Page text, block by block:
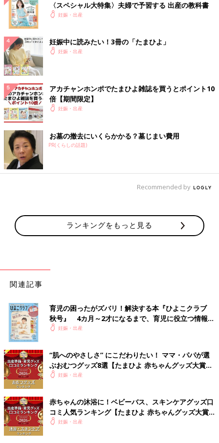
〈スペシャル大特集〉夫婦で予習する 出産の教科書
妊娠・出産
妊娠中に読みたい！3冊の「たまひよ」
妊娠・出産
アカチャンホンポでたまひよ雑誌を買うとポイント10
倍【期間限定】
妊娠・出産
お墓の撤去にいくらかかる？墓じまい費用
PR(くらしの話題)
Recommended by
ランキングをもっと見る
関連記事
育児の困ったがズバリ！解決する本『ひよこクラブ
秋号』 4カ月～2才になるまで、育児に役立つ情報が
いっぱい！
妊娠・出産
“肌へのやさしさ” にこだわりたい！ ママ・パパが選
ぶおむつグッズ8選【たまひよ 赤ちゃんグッズ大賞
2026】
妊娠・出産
赤ちゃんの沐浴に！ベビーバス、スキンケアグッズ口
コミ人気ランキング【たまひよ 赤ちゃんグッズ大賞
2026】
妊娠・出産